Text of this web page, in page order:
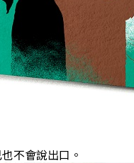
不會說出口。